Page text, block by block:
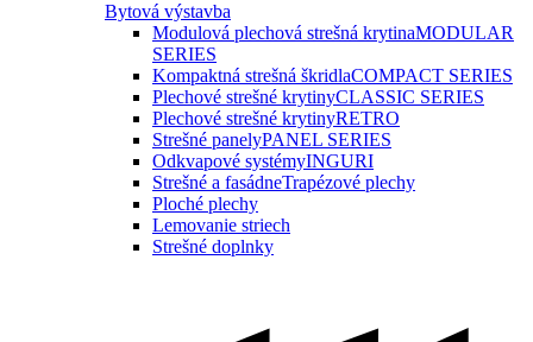
Bytová výstavba
Modulová plechová strešná krytinaMODULAR
SERIES
Kompaktná strešná škridlaCOMPACT SERIES
Plechové strešné krytinyCLASSIC SERIES
Plechové strešné krytinyRETRO
Strešné panelyPANEL SERIES
Odkvapové systémyINGURI
Strešné a fasádneTrapézové plechy
Ploché plechy
Lemovanie striech
Strešné doplnky